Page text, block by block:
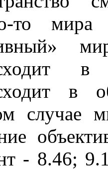
то
в
в
случае
- 8.46;